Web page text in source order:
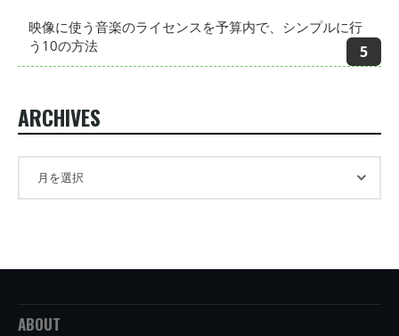
映像に使う音楽のライセンスを予算内で、シンプルに行
う10の方法
ARCHIVES
ABOUT